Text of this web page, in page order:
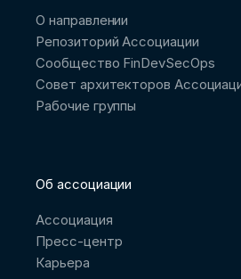
О направлении
Репозиторий Ассоциации
Сообщество FinDevSecOps
Совет архитекторов
Рабочие группы
Об ассоциации
Ассоциация
Пресс-центр
Карьера